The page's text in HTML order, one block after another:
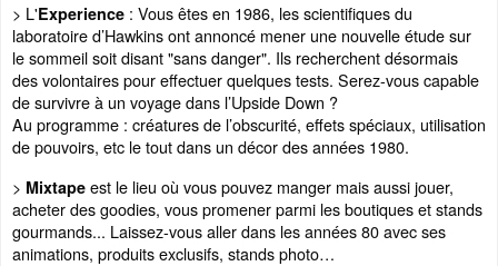
> L'Experience : Vous êtes en 1986, les scientifiques du
laboratoire d’Hawkins ont annoncé mener une nouvelle étude sur
le sommeil soit disant "sans danger". Ils recherchent désormais
des volontaires pour effectuer quelques tests. Serez-vous capable
de survivre à un voyage dans l’Upside Down ?
Au programme : créatures de l’obscurité, effets spéciaux, utilisation
de pouvoirs, etc le tout dans un décor des années 1980.
> Mixtape est le lieu où vous pouvez manger mais aussi jouer,
acheter des goodies, vous promener parmi les boutiques et stands
gourmands... Laissez-vous aller dans les années 80 avec ses
animations, produits exclusifs, stands photo…